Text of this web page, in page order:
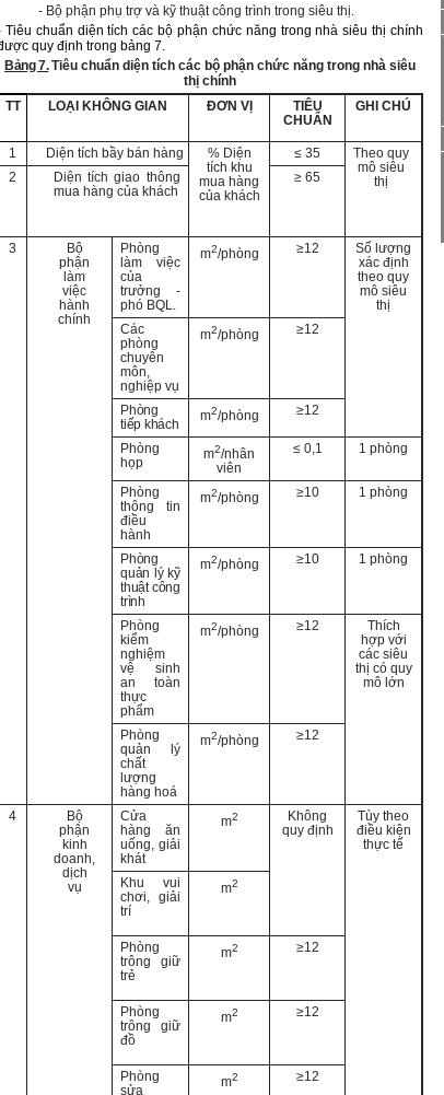
- Bộ phận phụ trợ và kỹ thuật công trình trong siêu thị.
Tiêu chuẩn diện tích các bộ phận chức năng trong nhà siêu thị chính
quy định trong bảng 7.
Bảng 7.Tiêu chuẩn diện tích các bộ phận chức năng trong nhà siêu
thị chính
TT
LOẠI KHÔNG GIAN ĐƠN VỊ
TIÊU
CHUẨN
GHI CHÚ
1 Diện tích bầy bán hàng
% Diện
tích khu
mua hàng
của khách
≤ 35
Theo quy
mô siêu
thị
2
Diện tích giao thông
mua hàng của khách
≥ 65
3
Bộ
phận
làm
việc
hành
chính
Phòng
làm việc
của
trưởng -
phó BQL.
m2/phòng ≥12
Số lượng
xác định
theo quy
mô siêu
thị
Các
phòng
chuyên
môn,
nghiệp vụ
m2/phòng ≥12
Phòng
tiếp khách
m2/phòng ≥12
Phòng
họp
m2/nhân
viên
≤ 0,1 1 phòng
Phòng
thông tin
điều
hành
m2/phòng ≥10 1 phòng
Phòng
quản lý kỹ
thuật công
trình
m2/phòng ≥10 1 phòng
Phòng
kiểm
nghiệm
vệ sinh
an toàn
thực
phẩm
m2/phòng ≥12
Thích
hợp với
các siêu
thị có quy
mô lớn
Phòng
quản lý
chất
lượng
hàng hoá
m2/phòng ≥12
4
Bộ
phận
kinh
doanh,
dịch
vụ
Cửa
hàng ăn
uống, giải
khát
m2
Không
quy định
Tùy theo
điều kiện
thực tế
Khu vui
chơi, giải
trí
m2
Phòng
trông giữ
trẻ
m2 ≥12
Phòng
trông giữ
đồ
m2 ≥12
Phòng
sửa
m2 ≥12